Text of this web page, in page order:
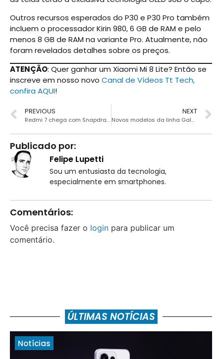
Outros recursos esperados do P30 e P30 Pro também
incluem o processador Kirin 980, 6 GB de RAM e pelo
menos 8 GB de RAM na variante Pro. Atualmente, não
foram revelados detalhes sobre os preços.
ATENÇÃO: Quer ganhar um Xiaomi Mi 8 Lite? Então se
inscreve em nosso novo Canal de Vídeos Tt Tech,
confira AQUI!
PREVIOUS
Redmi 7 chega com Snapdragon 632 e preço atrativo
NEXT
Novos modelos da linha Galaxy A serão apresentados em 10 de abril no Brasil
Publicado por:
Felipe Lupetti
Sou um entusiasta da tecnologia,
especialmente em smartphones.
Comentários:
Você precisa fazer o login para publicar um
comentário.
ÚLTIMAS NOTÍCIAS
Notícias